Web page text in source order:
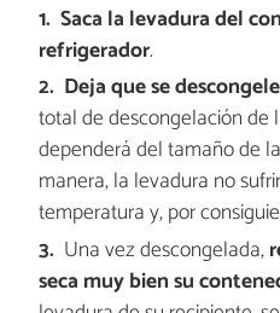
Saca la levadura del
refrigerador.
Deja que se
total de descongelación de
dependerá del tamaño de
manera, la levadura no
temperatura y, por
Una vez descongelada,
seca muy bien su